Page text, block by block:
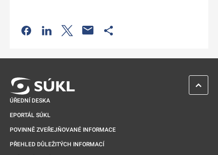
Odkaz se otevře na nové kartě
Odkaz se otevře na nové kartě
Odkaz se otevře na nové kartě
ÚŘEDNÍ DESKA
EPORTÁL SÚKL
POVINNĚ ZVEŘEJŇOVANÉ INFORMACE
PŘEHLED DŮLEŽITÝCH INFORMACÍ
ZPĚT